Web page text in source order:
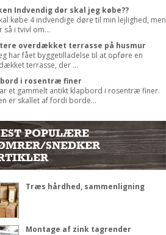
Indvendig dør skal jeg købe??
købe 4 indvendige døre til min lejlighed, men
så i tvivl om...
overdækket terrasse på husmur
har fået byggetilladelse til at opføre en
terrasse, der ...
i rosentræ finer
et gammelt antikt klapbord i rosentræ finer.
er skallet af fordi borde...
POPULÆRE
SNEDKER
Træs hårdhed, sammenligning
Montage af zink tagrender